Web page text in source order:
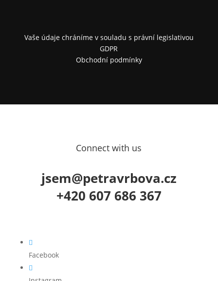
Vaše údaje chráníme v souladu s právní legislativou
GDPR
Obchodní podmínky
Connect with us
jsem@petravrbova.cz
+420 607 686 367

Facebook
